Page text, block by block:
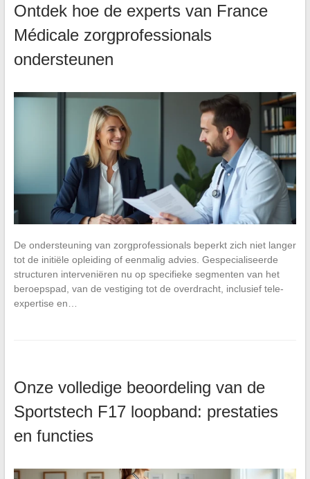
Ontdek hoe de experts van France
Médicale zorgprofessionals
ondersteunen
De ondersteuning van zorgprofessionals beperkt zich niet langer
tot de initiële opleiding of eenmalig advies. Gespecialiseerde
structuren interveniëren nu op specifieke segmenten van het
beroepspad, van de vestiging tot de overdracht, inclusief tele-
expertise en…
Onze volledige beoordeling van de
Sportstech F17 loopband: prestaties
en functies